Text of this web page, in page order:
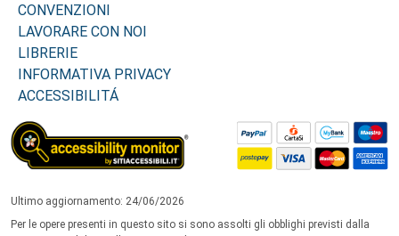
CONVENZIONI
LAVORARE CON NOI
LIBRERIE
INFORMATIVA PRIVACY
ACCESSIBILITÁ
Ultimo aggiornamento: 24/06/2026
Per le opere presenti in questo sito si sono assolti gli obblighi previsti dalla